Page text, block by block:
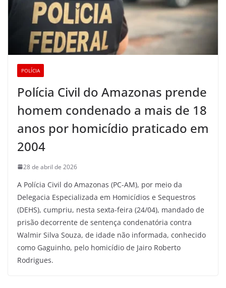
POLÍCIA
Polícia Civil do Amazonas prende
homem condenado a mais de 18
anos por homicídio praticado em
2004
28 de abril de 2026
A Polícia Civil do Amazonas (PC-AM), por meio da
Delegacia Especializada em Homicídios e Sequestros
(DEHS), cumpriu, nesta sexta-feira (24/04), mandado de
prisão decorrente de sentença condenatória contra
Walmir Silva Souza, de idade não informada, conhecido
como Gaguinho, pelo homicídio de Jairo Roberto
Rodrigues.